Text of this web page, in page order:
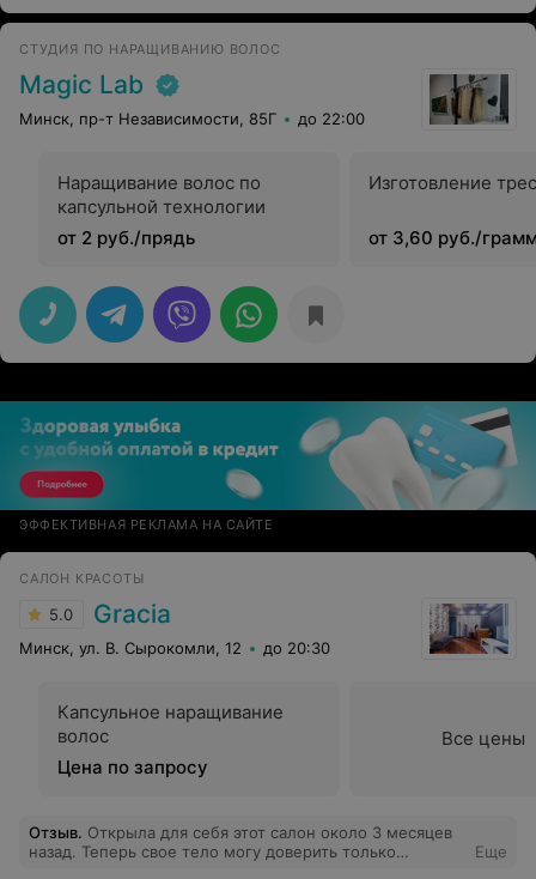
СТУДИЯ ПО НАРАЩИВАНИЮ ВОЛОС
Magic Lab
Минск, пр-т Независимости, 85Г до 22:00
Наращивание волос по
капсульной технологии
от 2 руб./прядь
Изготовление
от 3,60 руб./
ЭФФЕКТИВНАЯ РЕКЛАМА НА САЙТЕ
САЛОН КРАСОТЫ
5.0 Gracia
Минск, ул. В. Сырокомли, 12 до 20:30
Капсульное наращивание
волос
Цена по запросу
Все цены
Отзыв. Открыла для себя этот салон около 3 месяцев
назад. Теперь свое тело могу доверить только
Еще